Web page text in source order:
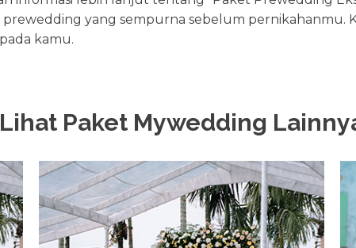
yang sempurna sebelum pernikahanmu.
kamu.
Lihat Paket Mywedding